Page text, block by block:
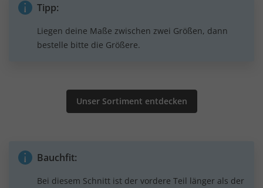
Tipp:
Liegen deine Maße zwischen zwei Größen, dann
bestelle bitte die Größere.
Unser Sortiment entdecken
Bauchfit:
Bei diesem Schnitt ist der vordere Teil länger als der